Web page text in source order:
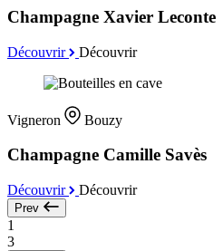
Champagne Xavier Leconte
Découvrir Découvrir
Vigneron Bouzy
Champagne Camille Savès
Découvrir Découvrir
Prev
1
3